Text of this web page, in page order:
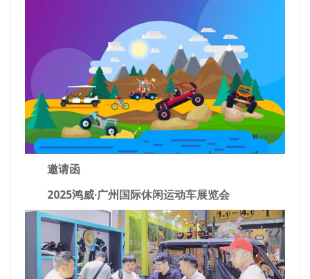
邀请函
2025鸿威·广州国际休闲运动车展览会